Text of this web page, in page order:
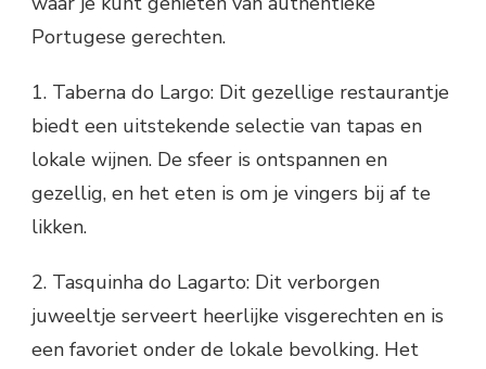
Portugese gerechten.
1. Taberna do Largo: Dit gezellige restaurantje
biedt een uitstekende selectie van tapas en
lokale wijnen. De sfeer is ontspannen en
gezellig, en het eten is om je vingers bij af te
likken.
2. Tasquinha do Lagarto: Dit verborgen
juweeltje serveert heerlijke visgerechten en is
een favoriet onder de lokale bevolking. Het